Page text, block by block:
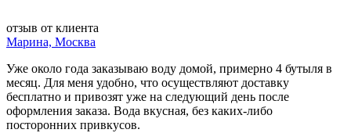
отзыв от клиента
Марина, Москва
Уже около года заказываю воду домой, примерно 4 бутыля в
месяц. Для меня удобно, что осуществляют доставку
бесплатно и привозят уже на следующий день после
оформления заказа. Вода вкусная, без каких-либо
посторонних привкусов.